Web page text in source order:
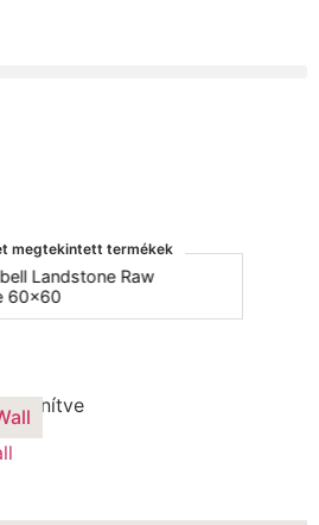
megtekintett termékek
Landstone Raw
Wall